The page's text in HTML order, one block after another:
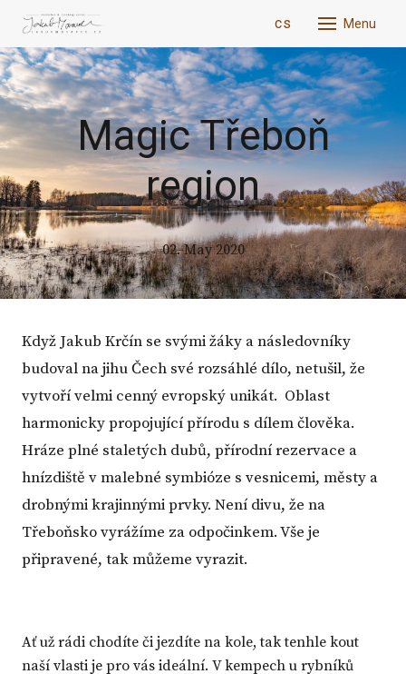
Menu
cs en
Blog
Magic Třeboň
region
02. May 2020
Když Jakub Krčín se svými žáky a následovníky
budoval na jihu Čech své rozsáhlé dílo, netušil, že
vytvoří velmi cenný evropský unikát. Oblast
harmonicky propojující přírodu s dílem člověka.
Hráze plné staletých dubů, přírodní rezervace a
hnízdiště v malebné symbióze s vesnicemi, městy a
drobnými krajinnými prvky. Není divu, že na
Třeboňsko vyrážíme za odpočinkem. Vše je
připravené, tak můžeme vyrazit.
Ať už rádi chodíte či jezdíte na kole, tak tenhle kout
naší vlasti je pro vás ideální. V kempech u rybníků